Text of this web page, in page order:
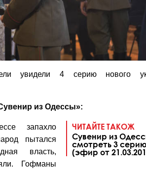
увидели 4 серию нового
из Одессы»:
ЧИТАЙТЕ ТАКОЖ
Сувенир из
смотреть 3
(эфир от
запахло
пытался
власть,
Гофманы